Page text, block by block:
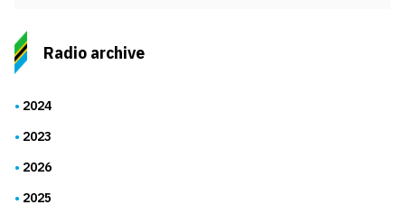
Radio archive
2024
2023
2026
2025